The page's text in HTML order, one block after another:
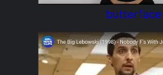
butterface